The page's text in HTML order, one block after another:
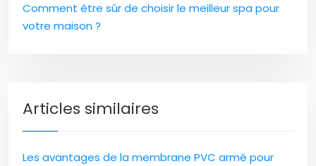
Comment être sûr de choisir le meilleur spa pour
votre maison ?
Articles similaires
Les avantages de la membrane PVC armé pour